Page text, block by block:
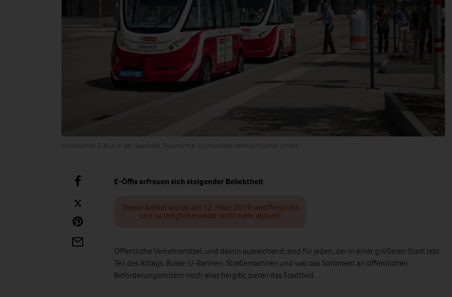
Autonomer E-Bus in der Seestadt; Fotorechte: (c) Manfred Helmer/Wiener Linien
E-Öffis erfreuen sich steigender Beliebtheit
Dieser Artikel wurde am 12. März 2019 veröffentlicht
und ist möglicherweise nicht mehr aktuell!
Öffentliche Verkehrsmittel, und davon ausreichend, sind für jeden, der in einer größeren Stadt lebt
Teil des Alltags. Busse, U-Bahnen, Straßenbahnen und was das Sortiment an öffentlichen
Beförderungsmitteln noch alles hergibt, zieren das Stadtbild.